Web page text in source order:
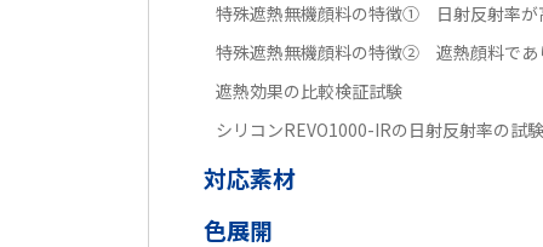
特殊遮熱無機顔料の特徴① 日射反射率が
特殊遮熱無機顔料の特徴② 遮熱顔料であ
遮熱効果の比較検証試験
シリコンREVO1000-IRの日射反射率の試
対応素材
色展開